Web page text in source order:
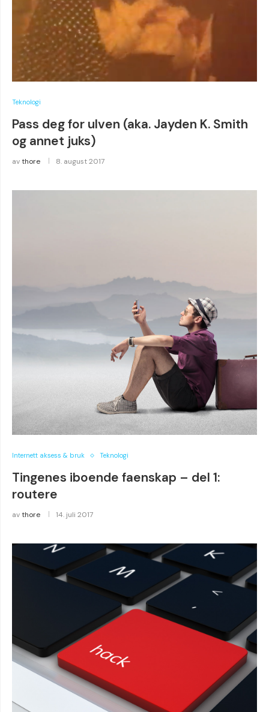
Teknologi
Pass deg for ulven (aka. Jayden K. Smith
og annet juks)
avthore 8. august 2017
Internett aksess & bruk Teknologi
Tingenes iboende faenskap – del 1:
routere
avthore 14. juli 2017